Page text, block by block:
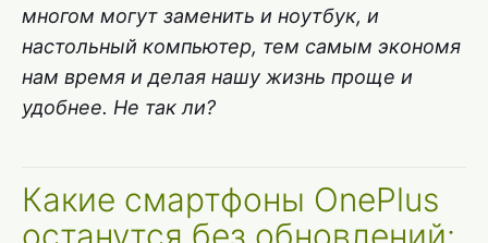
многом могут заменить и ноутбук, и
настольный компьютер, тем самым экономя
нам время и делая нашу жизнь проще и
удобнее. Не так ли?
Какие смартфоны OnePlus